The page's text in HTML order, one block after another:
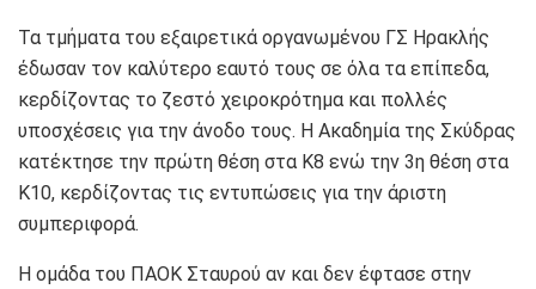
Τα τμήματα του εξαιρετικά οργανωμένου ΓΣ Ηρακλής
έδωσαν τον καλύτερο εαυτό τους σε όλα τα επίπεδα,
κερδίζοντας το ζεστό χειροκρότημα και πολλές
υποσχέσεις για την άνοδο τους. Η Ακαδημία της Σκύδρας
κατέκτησε την πρώτη θέση στα Κ8 ενώ την 3η θέση στα
Κ10, κερδίζοντας τις εντυπώσεις για την άριστη
συμπεριφορά.
Η ομάδα του ΠΑΟΚ Σταυρού αν και δεν έφτασε στην